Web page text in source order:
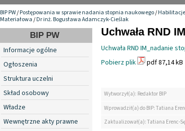
BIP PW/Postępowania w sprawie nadania stopnia naukowego/Habilitacje
Materiałowa/Dr inż. Bogusława Adamczyk-Cieślak
BIP PW
Informacje ogólne
Ogłoszenia
Struktura uczelni
Skład osobowy
Władze
Wewnętrzne akty prawne
Uchwała RND
Uchwała RND IM_nadanie
Pobierz plik
pdf 87,14 kB
Wytworzył(a): Redaktor BIP
Wprowadził(a) do BIP: Tatiana
Zaktualizował(a): Tatiana Erenc-